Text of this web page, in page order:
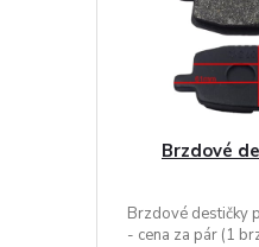
Brzdové
Brzdové destičky
- cena za pár (1